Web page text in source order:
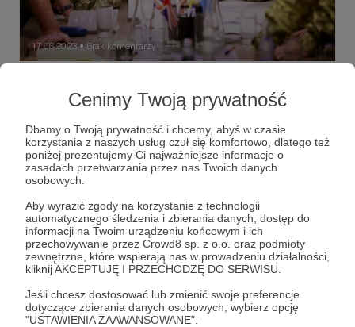
Cenimy Twoją prywatność
Dbamy o Twoją prywatność i chcemy, abyś w czasie
korzystania z naszych usług czuł się komfortowo, dlatego też
poniżej prezentujemy Ci najważniejsze informacje o
zasadach przetwarzania przez nas Twoich danych
osobowych.
Aby wyrazić zgody na korzystanie z technologii
automatycznego śledzenia i zbierania danych, dostęp do
informacji na Twoim urządzeniu końcowym i ich
przechowywanie przez Crowd8 sp. z o.o. oraz podmioty
zewnętrzne, które wspierają nas w prowadzeniu działalności,
kliknij AKCEPTUJĘ I PRZECHODZĘ DO SERWISU.
Jeśli chcesz dostosować lub zmienić swoje preferencje
dotyczące zbierania danych osobowych, wybierz opcję
"USTAWIENIA ZAAWANSOWANE".
17.08.2023 ● Brak komentarzy
Staram się nie rozbudzać niepotrzebnych nadziei,
zwłaszcza gdy nie mogę ujawnić źródeł własnych
informacji. Tym razem jednak postąpię inaczej...
Walery Załużny Christopher Cavoli Tony Radakin
+3